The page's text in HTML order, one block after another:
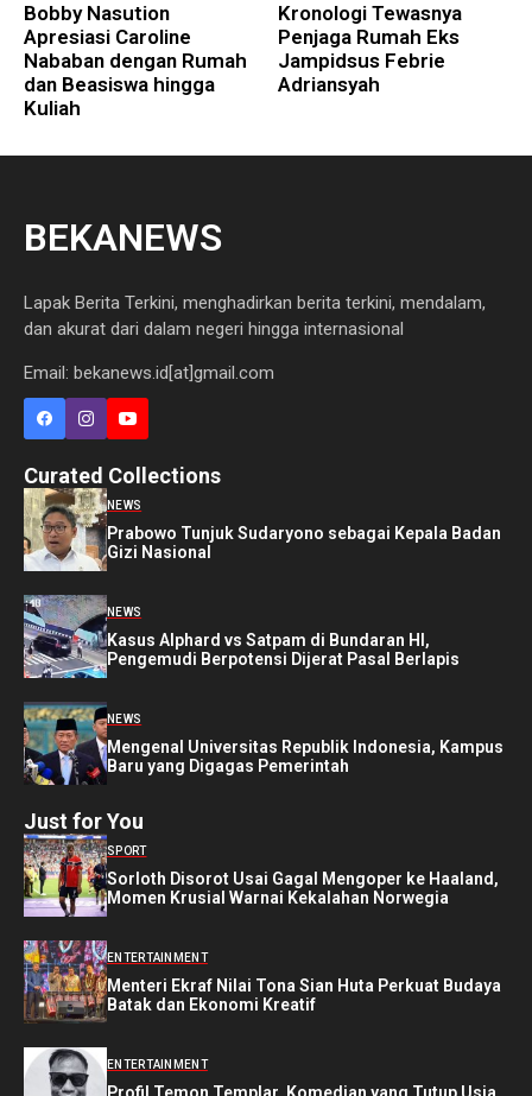
Bobby Nasution
Apresiasi Caroline
Nababan dengan Rumah
dan Beasiswa hingga
Kuliah
Kronologi Tewasnya
Penjaga Rumah Eks
Jampidsus Febrie
Adriansyah
BEKANEWS
Lapak Berita Terkini, menghadirkan berita terkini, mendalam,
dan akurat dari dalam negeri hingga internasional
Email: bekanews.id[at]gmail.com
Curated Collections
NEWS
Prabowo Tunjuk Sudaryono sebagai Kepala Badan
Gizi Nasional
NEWS
Kasus Alphard vs Satpam di Bundaran HI,
Pengemudi Berpotensi Dijerat Pasal Berlapis
NEWS
Mengenal Universitas Republik Indonesia, Kampus
Baru yang Digagas Pemerintah
Just for You
SPORT
Sorloth Disorot Usai Gagal Mengoper ke Haaland,
Momen Krusial Warnai Kekalahan Norwegia
ENTERTAINMENT
Menteri Ekraf Nilai Tona Sian Huta Perkuat Budaya
Batak dan Ekonomi Kreatif
ENTERTAINMENT
Profil Temon Templar, Komedian yang Tutup Usia